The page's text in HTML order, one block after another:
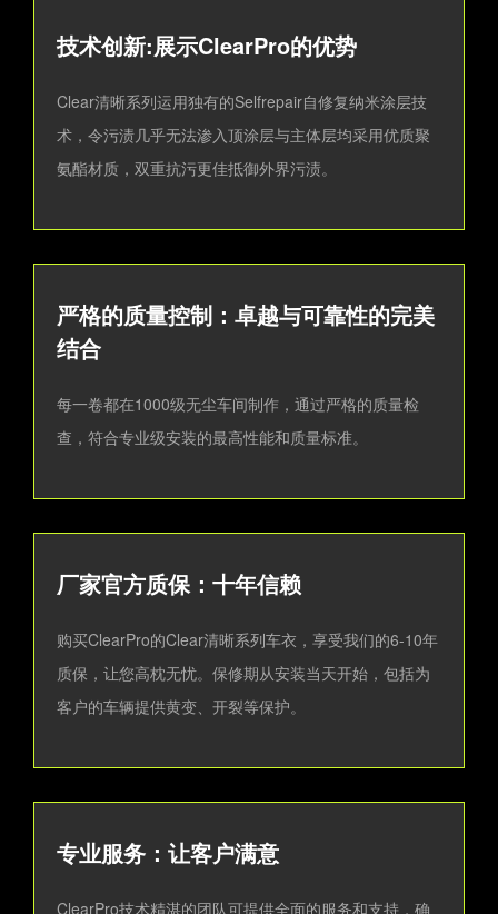
技术创新:展示ClearPro的优势
Clear清晰系列运用独有的Selfrepair自修复纳米涂层技
术，令污渍几乎无法渗入顶涂层与主体层均采用优质聚
氨酯材质，双重抗污更佳抵御外界污渍。
严格的质量控制：卓越与可靠性的完美
结合
每一卷都在1000级无尘车间制作，通过严格的质量检
查，符合专业级安装的最高性能和质量标准。
厂家官方质保：十年信赖
购买ClearPro的Clear清晰系列车衣，享受我们的6-10年
质保，让您高枕无忧。保修期从安装当天开始，包括为
客户的车辆提供黄变、开裂等保护。
专业服务：让客户满意
ClearPro技术精湛的团队可提供全面的服务和支持，确